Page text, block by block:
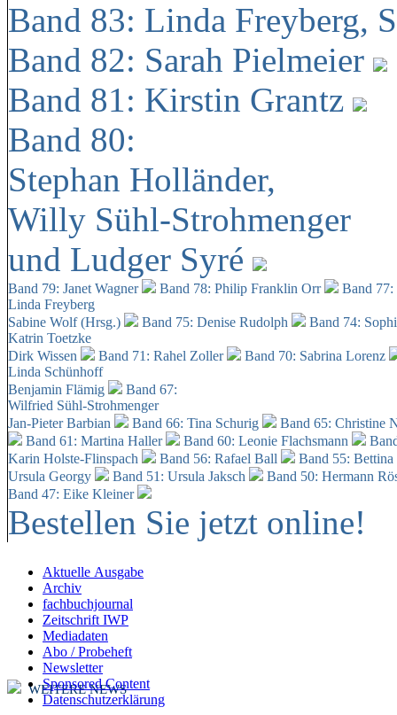
Band 83: Linda Freyberg,
Band 82: Sarah Pielmeier
Band 81: Kirstin Grantz
Band 80:
Stephan Holländer,
Willy Sühl-Strohmenger
und Ludger Syré
Band 79: Janet Wagner Band 78: Philip Franklin Orr
Band
Linda Freyberg
Sabine Wolf (Hrsg.)
Band 75: Denise Rudolph
Band 74:
Katrin Toetzke
Dirk Wissen
Band 71: Rahel Zoller
Band 70: Sabrina Lorenz
Linda Schünhoff
Benjamin Flämig
Band 67:
Wilfried Sühl-Strohmenger
Jan-Pieter Barbian
Band 66: Tina Schurig
Band 65: Christine
Band 61: Martina Haller
Band 60: Leonie Flachsmann
Karin Holste-Flinspach
Band 56: Rafael Ball
Band 55:
Ursula Georgy
Band 51: Ursula Jaksch Band 50: Hermann
Band 47: Eike Kleiner
Bestellen Sie jetzt online!
Aktuelle Ausgabe
Archiv
fachbuchjournal
Zeitschrift IWP
Mediadaten
Abo / Probeheft
Newsletter
Sponsored Content
Datenschutzerklärung
WEITERE NEWS